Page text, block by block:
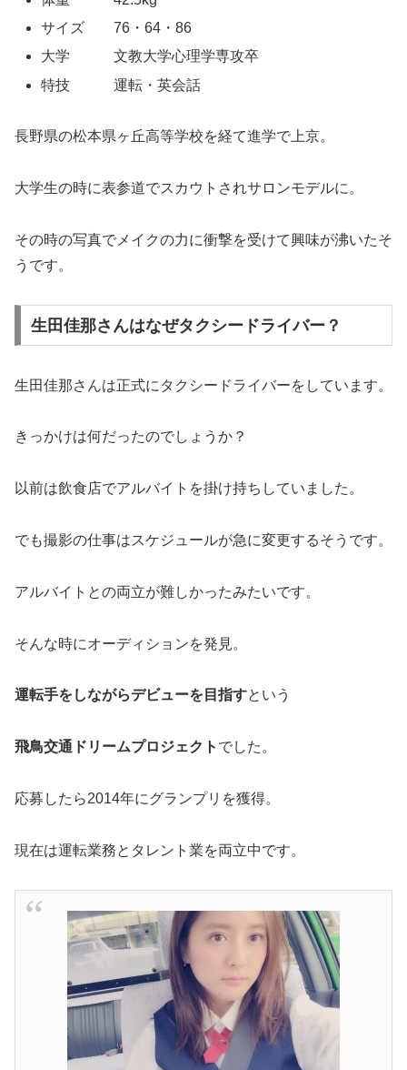
サイズ 76・64・86
大学 文教大学心理学専攻卒
特技 運転・英会話
長野県の松本県ヶ丘高等学校を経て進学で上京。
大学生の時に表参道でスカウトされサロンモデルに。
その時の写真でメイクの力に衝撃を受けて興味が沸いたそ
うです。
生田佳那さんはなぜタクシードライバー？
生田佳那さんは正式にタクシードライバーをしています。
きっかけは何だったのでしょうか？
以前は飲食店でアルバイトを掛け持ちしていました。
でも撮影の仕事はスケジュールが急に変更するそうです。
アルバイトとの両立が難しかったみたいです。
そんな時にオーディションを発見。
運転手をしながらデビューを目指すという
飛鳥交通ドリームプロジェクト でした。
応募したら2014年にグランプリを獲得。
現在は運転業務とタレント業を両立中です。